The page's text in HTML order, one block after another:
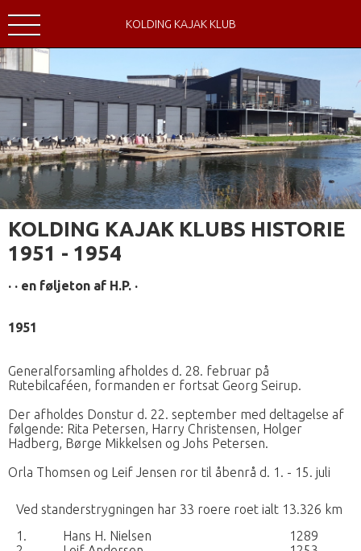
KOLDING KAJAK KLUB
KOLDING KAJAK KLUBS HISTORIE
1951 - 1954
· · en føljeton af H.P. ·
1951
Generalforsamling afholdes d. 28. februar på
Rutebilcaféen, formanden er fortsat Georg Seirup.
Der afholdes Donstur d. 22. september med deltagelse af
følgende: Rita Petersen, Harry Christensen, Holger
Hadberg, Børge Mikkelsen og Johs Petersen.
Orla Thomsen og Leif Jensen ror til åbenrå d. 1. - 15. juli
Ved standerstrygningen har 33 roere roet ialt 13.326 km
1.
Hans H. Nielsen
1289